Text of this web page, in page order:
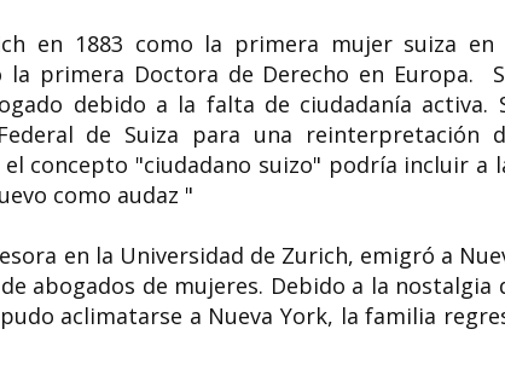
en 1883 como la primera mujer suiza en
la primera Doctora de Derecho en Europa.
debido a la falta de ciudadanía activa.
de Suiza para una reinterpretación
concepto "ciudadano suizo" podría incluir a
como audaz "
en la Universidad de Zurich, emigró a
abogados de mujeres. Debido a la nostalgia
aclimatarse a Nueva York, la familia